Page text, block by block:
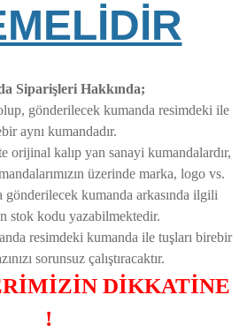
Siparişleri Hakkında;
gönderilecek kumanda resimdeki ile
aynı kumandadır.
orijinal kalıp yan sanayi kumandalardır,
üzerinde marka, logo vs.
gönderilecek kumanda arkasında ilgili
stok kodu yazabilmektedir.
resimdeki kumanda ile tuşları birebir
sorunsuz çalıştıracaktır.
DİKKATİNE
!